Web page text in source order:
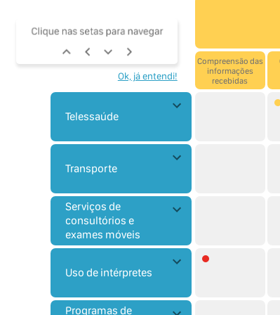
Ok, já entendi!
Telessaúde
Transporte
Serviços de
consultórios e
exames móveis
Uso de intérpretes
Programas de
Compreensão das
informações
recebidas